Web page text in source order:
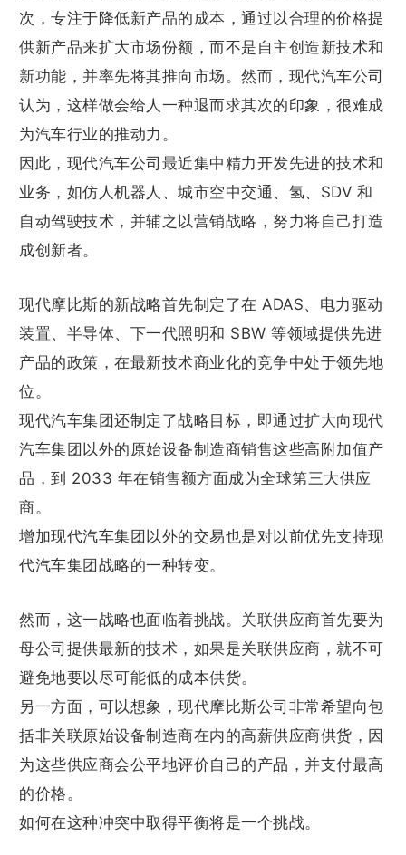
次，专注于降低新产品的成本，通过以合理的价格提
供新产品来扩大市场份额，而不是自主创造新技术和
新功能，并率先将其推向市场。然而，现代汽车公司
认为，这样做会给人一种退而求其次的印象，很难成
为汽车行业的推动力。
因此，现代汽车公司最近集中精力开发先进的技术和
业务，如仿人机器人、城市空中交通、氢、SDV 和
自动驾驶技术，并辅之以营销战略，努力将自己打造
成创新者。
现代摩比斯的新战略首先制定了在 ADAS、电力驱动
装置、半导体、下一代照明和 SBW 等领域提供先进
产品的政策，在最新技术商业化的竞争中处于领先地
位。
现代汽车集团还制定了战略目标，即通过扩大向现代
汽车集团以外的原始设备制造商销售这些高附加值产
品，到 2033 年在销售额方面成为全球第三大供应
商。
增加现代汽车集团以外的交易也是对以前优先支持现
代汽车集团战略的一种转变。
然而，这一战略也面临着挑战。关联供应商首先要为
母公司提供最新的技术，如果是关联供应商，就不可
避免地要以尽可能低的成本供货。
另一方面，可以想象，现代摩比斯公司非常希望向包
括非关联原始设备制造商在内的高薪供应商供货，因
为这些供应商会公平地评价自己的产品，并支付最高
的价格。
如何在这种冲突中取得平衡将是一个挑战。